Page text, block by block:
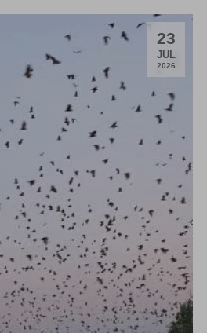
23
JUL
2026